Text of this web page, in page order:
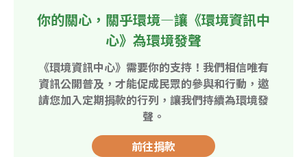
你的關心，關乎環境—讓《環境資訊中
心》為環境發聲
《環境資訊中心》需要你的支持！我們相信唯有
資訊公開普及，才能促成民眾的參與和行動，邀
請您加入定期捐款的行列，讓我們持續為環境發
聲。
前往捐款